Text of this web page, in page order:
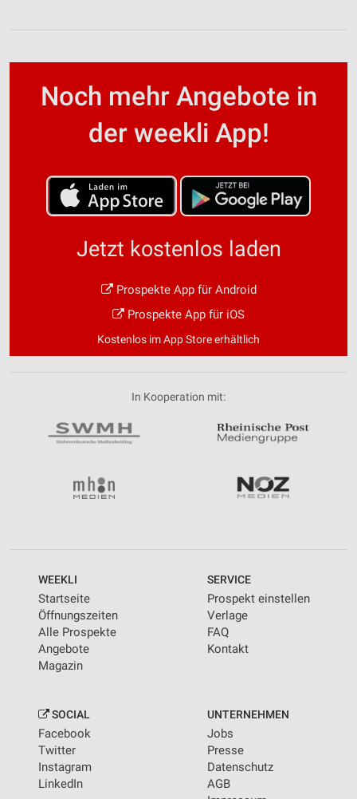
Noch mehr Angebote in
der weekli App!
Jetzt kostenlos laden
Prospekte App für Android
Prospekte App für iOS
Kostenlos im App Store erhältlich
In Kooperation mit:
WEEKLI
Startseite
Öffnungszeiten
Alle Prospekte
Angebote
Magazin
SERVICE
Prospekt einstellen
Verlage
FAQ
Kontakt
SOCIAL
Facebook
Twitter
Instagram
LinkedIn
UNTERNEHMEN
Jobs
Presse
Datenschutz
AGB